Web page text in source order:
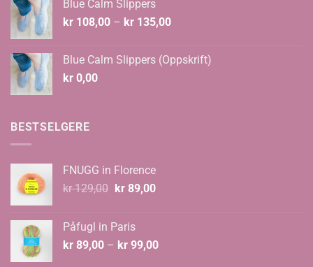
Blue Calm Slippers
kr 108,00 – kr 135,00Prisområde:
kr 135,00
Blue Calm Slippers (Oppskrift)
kr 0,00
BESTSELGERE
FNUGG in Florence
kr129,00 Opprinnelig
kr 129,00.
kr89,00Nåværende
Påfugl in Paris
kr 89,00 – kr 99,00Prisområde: